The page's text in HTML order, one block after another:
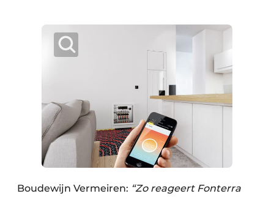
Boudewijn Vermeiren: “Zo reageert Fonterra